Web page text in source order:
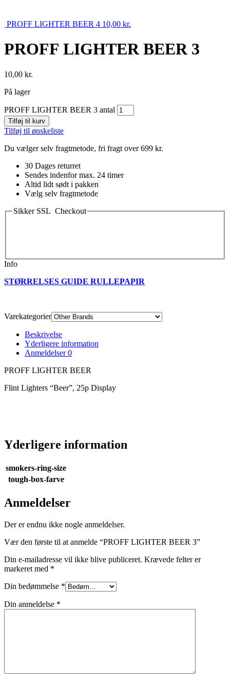
PROFF LIGHTER BEER 4 10,00 kr.
PROFF LIGHTER BEER 3
10,00 kr.
På lager
PROFF LIGHTER BEER 3 antal
Tilføj til kurv
Tilføj til ønskeliste
Du vælger selv fragtmetode, fri fragt over 699 kr.
30 Dages returret
Sendes indenfor max. 24 timer
Altid lidt sødt i pakken
Vælg selv fragtmetode
Sikker SSL Checkout
Info
STØRRELSES GUIDE RULLEPAPIR
Varekategorier
Beskrivelse
Yderligere information
Anmeldelser0
PROFF LIGHTER BEER
Flint Lighters “Beer”, 25p Display
Yderligere information
smokers-ring-size
tough-box-farve
Anmeldelser
Der er endnu ikke nogle anmeldelser.
Vær den første til at anmelde “PROFF LIGHTER BEER 3”
Din e-mailadresse vil ikke blive publiceret. Krævede felter er
markeret med *
Din bedømmelse *
Din anmeldelse *